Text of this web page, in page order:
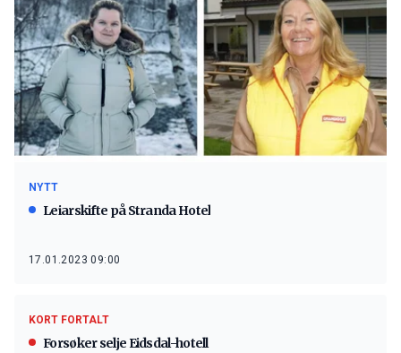
NYTT
Leiarskifte på Stranda Hotel
17.01.2023 09:00
KORT FORTALT
Forsøker selje Eidsdal-hotell